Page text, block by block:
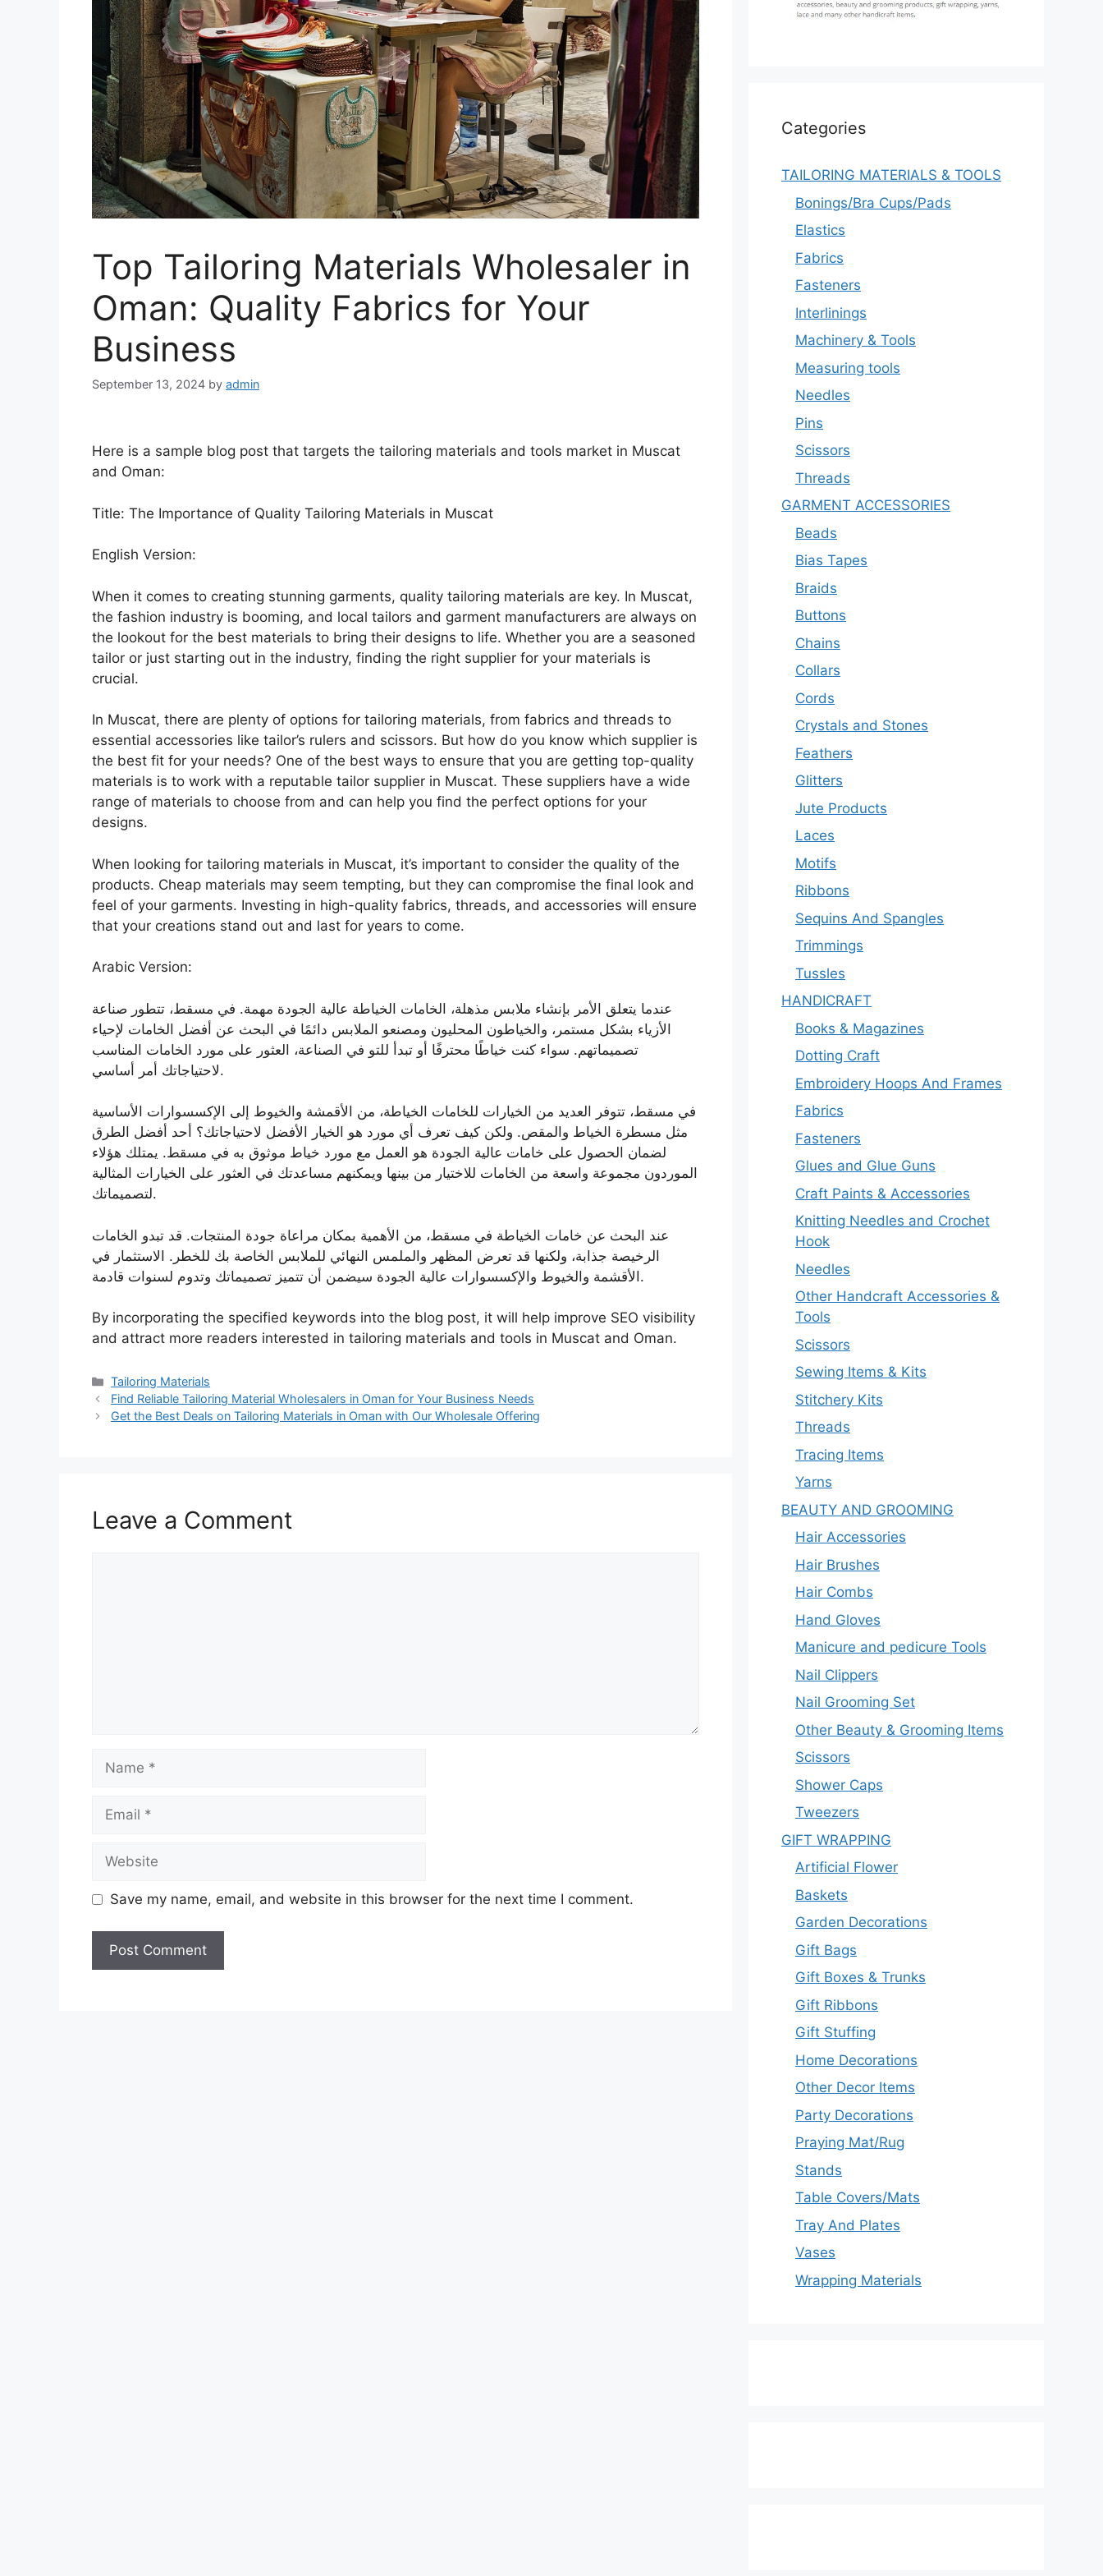
Top Tailoring Materials Wholesaler in
Oman: Quality Fabrics for Your
Business
September 13, 2024 by admin
Here is a sample blog post that targets the tailoring materials and tools market in Muscat
and Oman:
Title: The Importance of Quality Tailoring Materials in Muscat
English Version:
When it comes to creating stunning garments, quality tailoring materials are key. In Muscat,
the fashion industry is booming, and local tailors and garment manufacturers are always on
the lookout for the best materials to bring their designs to life. Whether you are a seasoned
tailor or just starting out in the industry, finding the right supplier for your materials is
crucial.
In Muscat, there are plenty of options for tailoring materials, from fabrics and threads to
essential accessories like tailor’s rulers and scissors. But how do you know which supplier is
the best fit for your needs? One of the best ways to ensure that you are getting top-quality
materials is to work with a reputable tailor supplier in Muscat. These suppliers have a wide
range of materials to choose from and can help you find the perfect options for your
designs.
When looking for tailoring materials in Muscat, it’s important to consider the quality of the
products. Cheap materials may seem tempting, but they can compromise the final look and
feel of your garments. Investing in high-quality fabrics, threads, and accessories will ensure
that your creations stand out and last for years to come.
Arabic Version:
عندما يتعلق الأمر بإنشاء ملابس مذهلة، الخامات الخياطة عالية الجودة مهمة. في مسقط، تتطور صناعة
الأزياء بشكل مستمر، والخياطون المحليون ومصنعو الملابس دائمًا في البحث عن أفضل الخامات لإحياء
تصميماتهم. سواء كنت خياطًا محترفًا أو تبدأ للتو في الصناعة، العثور على مورد الخامات المناسب
لاحتياجاتك أمر أساسي.
في مسقط، تتوفر العديد من الخيارات للخامات الخياطة، من الأقمشة والخيوط إلى الإكسسوارات الأساسية
مثل مسطرة الخياط والمقص. ولكن كيف تعرف أي مورد هو الخيار الأفضل لاحتياجاتك؟ أحد أفضل الطرق
لضمان الحصول على خامات عالية الجودة هو العمل مع مورد خياط موثوق به في مسقط. يمتلك هؤلاء
الموردون مجموعة واسعة من الخامات للاختيار من بينها ويمكنهم مساعدتك في العثور على الخيارات المثالية
لتصميماتك.
عند البحث عن خامات الخياطة في مسقط، من الأهمية بمكان مراعاة جودة المنتجات. قد تبدو الخامات
الرخيصة جذابة، ولكنها قد تعرض المظهر والملمس النهائي للملابس الخاصة بك للخطر. الاستثمار في
الأقشمة والخيوط والإكسسوارات عالية الجودة سيضمن أن تتميز تصميماتك وتدوم لسنوات قادمة.
By incorporating the specified keywords into the blog post, it will help improve SEO visibility
and attract more readers interested in tailoring materials and tools in Muscat and Oman.
Categories
Tailoring Materials
Find Reliable Tailoring Material Wholesalers in Oman for Your Business Needs
Get the Best Deals on Tailoring Materials in Oman with Our Wholesale Offering
Leave a Comment
Name
Email
Website
Save my name, email, and website in this browser for the next time I comment.
Categories
TAILORING MATERIALS & TOOLS
Bonings/Bra Cups/Pads
Elastics
Fabrics
Fasteners
Interlinings
Machinery & Tools
Measuring tools
Needles
Pins
Scissors
Threads
GARMENT ACCESSORIES
Beads
Bias Tapes
Braids
Buttons
Chains
Collars
Cords
Crystals and Stones
Feathers
Glitters
Jute Products
Laces
Motifs
Ribbons
Sequins And Spangles
Trimmings
Tussles
HANDICRAFT
Books & Magazines
Dotting Craft
Embroidery Hoops And Frames
Fabrics
Fasteners
Glues and Glue Guns
Craft Paints & Accessories
Knitting Needles and Crochet
Hook
Needles
Other Handcraft Accessories &
Tools
Scissors
Sewing Items & Kits
Stitchery Kits
Threads
Tracing Items
Yarns
BEAUTY AND GROOMING
Hair Accessories
Hair Brushes
Hair Combs
Hand Gloves
Manicure and pedicure Tools
Nail Clippers
Nail Grooming Set
Other Beauty & Grooming Items
Scissors
Shower Caps
Tweezers
GIFT WRAPPING
Artificial Flower
Baskets
Garden Decorations
Gift Bags
Gift Boxes & Trunks
Gift Ribbons
Gift Stuffing
Home Decorations
Other Decor Items
Party Decorations
Praying Mat/Rug
Stands
Table Covers/Mats
Tray And Plates
Vases
Wrapping Materials